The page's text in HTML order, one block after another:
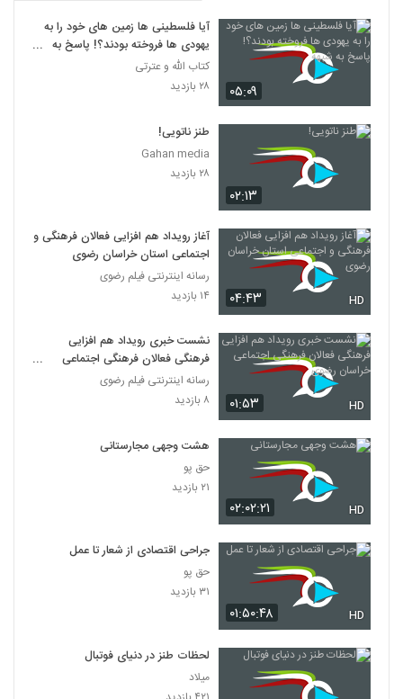
۰۵:۰۹
آیا فلسطینی ها زمین های خود را به
یهودی ها فروخته بودند؟! پاسخ به
شبهه
کتاب الله و عترتی
۲۸ بازدید
۰۲:۱۳
طنز ناتویی!
Gahan media
۲۸ بازدید
۰۴:۴۳ HD
آغاز رویداد هم افزایی فعالان فرهنگی و
اجتماعی استان خراسان رضوی
رسانه اینترنتی فیلم رضوی
۱۴ بازدید
۰۱:۵۳ HD
نشست خبری رویداد هم افزایی
فرهنگی فعالان فرهنگی اجتماعی
خراسان رضوی
رسانه اینترنتی فیلم رضوی
۸ بازدید
۰۲:۰۲:۲۱ HD
هشت وجهی مجارستانی
حق پو
۲۱ بازدید
۰۱:۵۰:۴۸ HD
جراحی اقتصادی از شعار تا عمل
حق پو
۳۱ بازدید
لحظات طنز در دنیای فوتبال
میلاد